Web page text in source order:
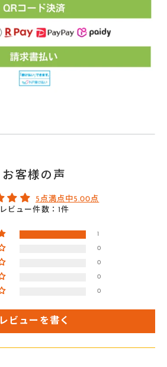
お客様の声
5点満点中5.00点
レビュー件数：1件
1
0
0
0
0
レビューを書く